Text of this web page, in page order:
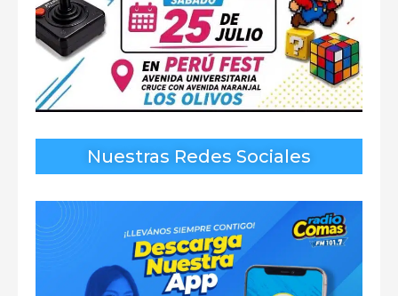
Nuestras Redes Sociales